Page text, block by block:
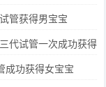
管获得男宝宝
代试管一次成功获得
成功获得女宝宝